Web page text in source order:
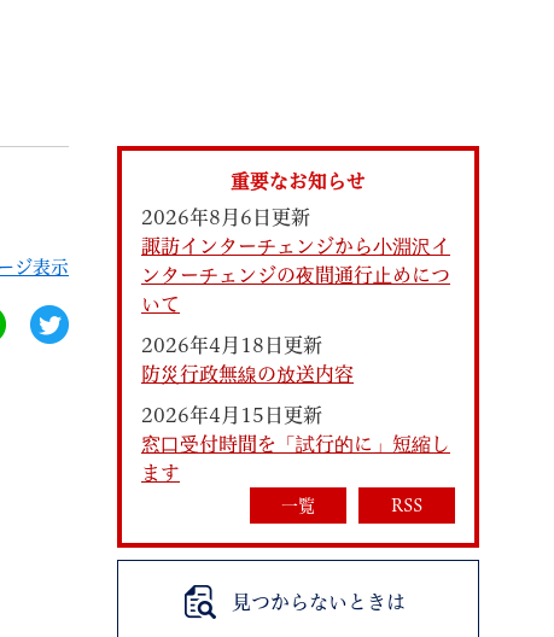
観光
ジ表示
重要なお知らせ
2026年8月6日更新
諏訪インターチェンジから小淵沢イ
ンターチェンジの夜間通行止めにつ
いて
2026年4月18日更新
防災行政無線の放送内容
2026年4月15日更新
窓口受付時間を「試行的に」短縮し
ます
一覧 RSS
見つからないときは